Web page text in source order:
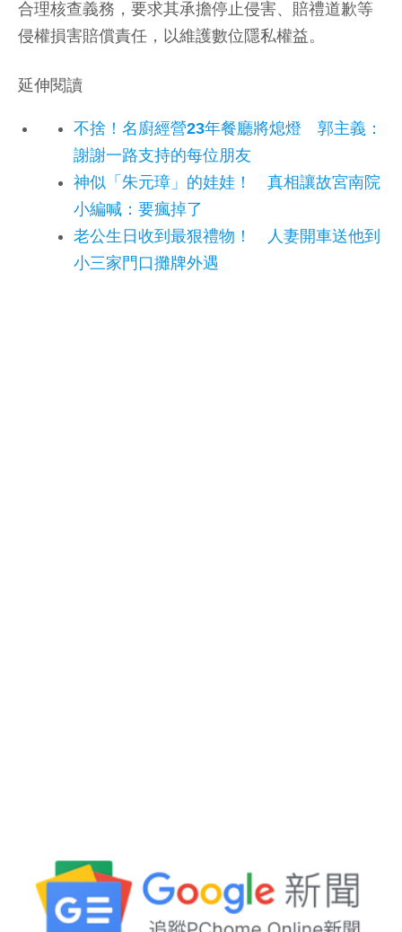
合理核查義務，要求其承擔停止侵害、賠禮道歉等
侵權損害賠償責任，以維護數位隱私權益。
延伸閱讀
不捨！名廚經營23年餐廳將熄燈 郭主義：
謝謝一路支持的每位朋友
神似「朱元璋」的娃娃！ 真相讓故宮南院
小編喊：要瘋掉了
老公生日收到最狠禮物！ 人妻開車送他到
小三家門口攤牌外遇